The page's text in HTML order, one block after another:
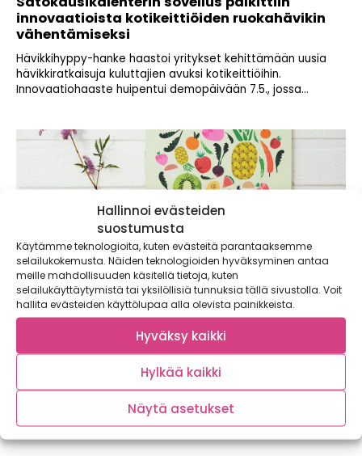
Hallinnoi evästeiden
suostumusta
Käytämme teknologioita, kuten evästeitä parantaaksemme
selailukokemusta. Näiden teknologioiden hyväksyminen antaa
meille mahdollisuuden käsitellä tietoja, kuten
selailukäyttäytymistä tai yksilöllisiä tunnuksia tällä sivustolla. Voit
hallita evästeiden käyttölupaa alla olevista painikkeista.
Hyväksy kaikki
Hylkää kaikki
Näytä asetukset
innovaatioista kotikeittiöiden ruokahävikin
vähentämiseksi
Hävikkihyppy-hanke haastoi yritykset kehittämään uusia
hävikkiratkaisuja kuluttajien avuksi kotikeittiöihin.
Innovaatiohaaste huipentui demopäivään 7.5., jossa...
Vähennetään yhdessä ruokahävikkiä
Oletko ajatellut, että moni klassikkoruoka köyhistä ritareista
paistettuun riisiin ja pizzaan on syntynyt alunperin...